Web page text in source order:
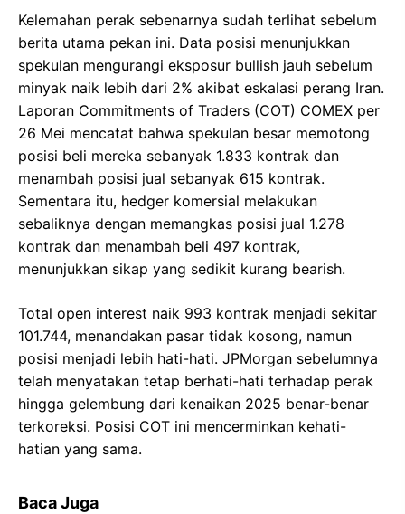
Kelemahan perak sebenarnya sudah terlihat sebelum
berita utama pekan ini. Data posisi menunjukkan
spekulan mengurangi eksposur bullish jauh sebelum
minyak naik lebih dari 2% akibat eskalasi perang Iran.
Laporan Commitments of Traders (COT) COMEX per
26 Mei mencatat bahwa spekulan besar memotong
posisi beli mereka sebanyak 1.833 kontrak dan
menambah posisi jual sebanyak 615 kontrak.
Sementara itu, hedger komersial melakukan
sebaliknya dengan memangkas posisi jual 1.278
kontrak dan menambah beli 497 kontrak,
menunjukkan sikap yang sedikit kurang bearish.
Total open interest naik 993 kontrak menjadi sekitar
101.744, menandakan pasar tidak kosong, namun
posisi menjadi lebih hati-hati. JPMorgan sebelumnya
telah menyatakan tetap berhati-hati terhadap perak
hingga gelembung dari kenaikan 2025 benar-benar
terkoreksi. Posisi COT ini mencerminkan kehati-
hatian yang sama.
Baca Juga